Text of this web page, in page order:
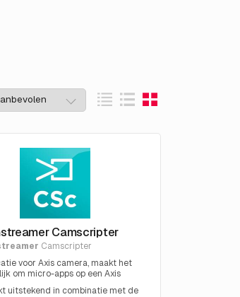
Camscripter
Camscripter
voor Axis camera, maakt het
om micro-apps op een Axis
te draaien.
uitstekend in combinatie met de